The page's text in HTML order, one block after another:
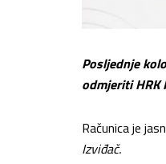
Posljednje
odmjeriti HRK
Računica je
Izviđač.